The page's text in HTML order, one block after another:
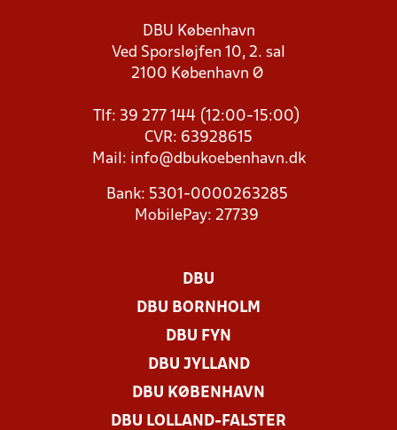
DBU København
Ved Sporsløjfen 10, 2. sal
2100 København Ø
Tlf: 39 277 144 (12:00-15:00)
CVR: 63928615
Mail: info@dbukoebenhavn.dk
Bank: 5301-0000263285
MobilePay: 27739
DBU
DBU BORNHOLM
DBU FYN
DBU JYLLAND
DBU KØBENHAVN
DBU LOLLAND-FALSTER